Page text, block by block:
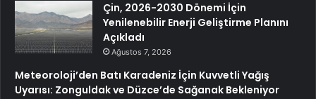
Çin, 2026-2030 Dönemi İçin
Yenilenebilir Enerji Geliştirme Planını
Açıkladı
Ağustos 7, 2026
Meteoroloji’den Batı Karadeniz İçin Kuvvetli Yağış
Uyarısı: Zonguldak ve Düzce’de Sağanak Bekleniyor